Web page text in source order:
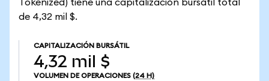
Tokenized) tiene una capitalización bursátil total
de 4,32 mil $.
CAPITALIZACIÓN BURSÁTIL
4,32 mil $
VOLUMEN DE OPERACIONES (24 H)